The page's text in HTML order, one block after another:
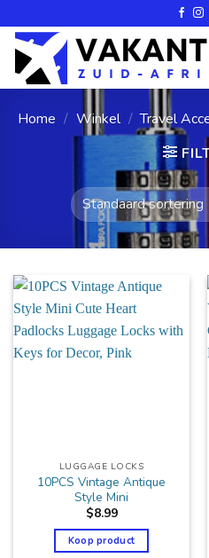
Home / Winkel / Travel
LUGGAGE LOCKS
10PCS Vintage Antique
Style Mini
$8.99
Koop product